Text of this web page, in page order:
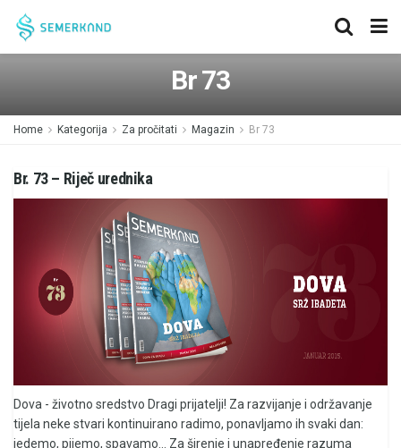
Br 73
Home Kategorija Za pročitati Magazin Br 73
Br. 73 – Riječ urednika
Dova - životno sredstvo Dragi prijatelji! Za razvijanje i održavanje
tijela neke stvari kontinuirano radimo, ponavljamo ih svaki dan:
jedemo, pijemo, spavamo... Za širenje i unapređenje razuma